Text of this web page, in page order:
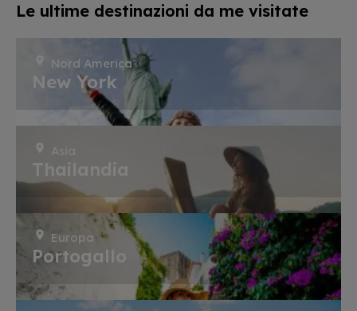
Le ultime destinazioni da me visitate
Nord America
New York
Asia
Thailandia
Europa
Portogallo